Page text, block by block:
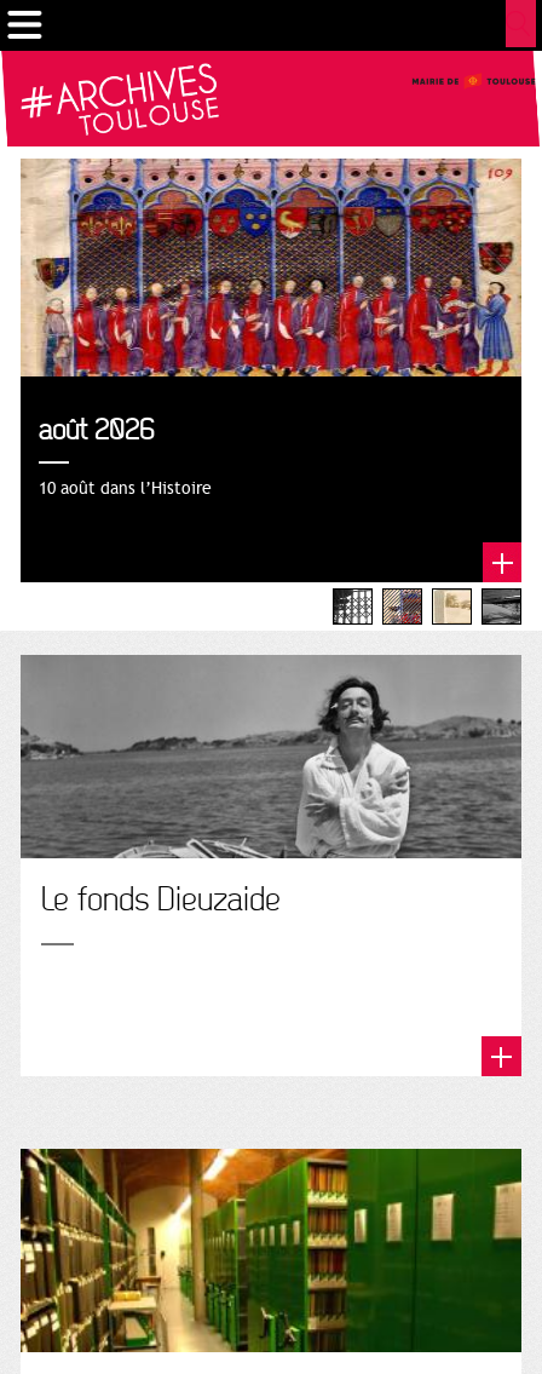
août 2026
10 août dans l’Histoire
Le fonds Dieuzaide
Gestion de vos préférences sur les cookies